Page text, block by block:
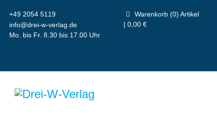
+49 2054 5119
info@drei-w-verlag.de
Mo. bis Fr. 8.30 bis 17.00 Uhr
Warenkorb (0) Artikel
| 0,00 €